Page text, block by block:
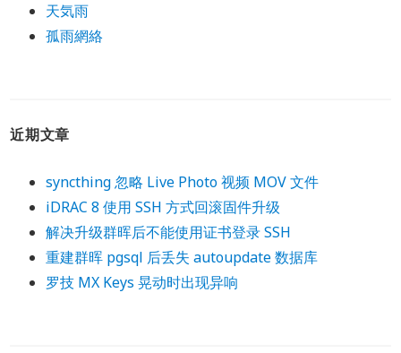
天気雨
孤雨網絡
近期文章
syncthing 忽略 Live Photo 视频 MOV 文件
iDRAC 8 使用 SSH 方式回滚固件升级
解决升级群晖后不能使用证书登录 SSH
重建群晖 pgsql 后丢失 autoupdate 数据库
罗技 MX Keys 晃动时出现异响